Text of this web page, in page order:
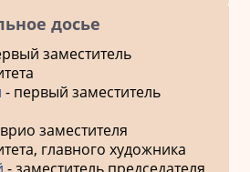
досье
заместитель
- первый заместитель
заместителя
главного художника